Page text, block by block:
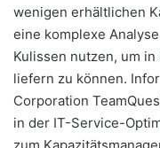
wenigen erhältlichen
eine komplexe
Kulissen nutzen, um
liefern zu können.
Corporation
in der IT-Service-